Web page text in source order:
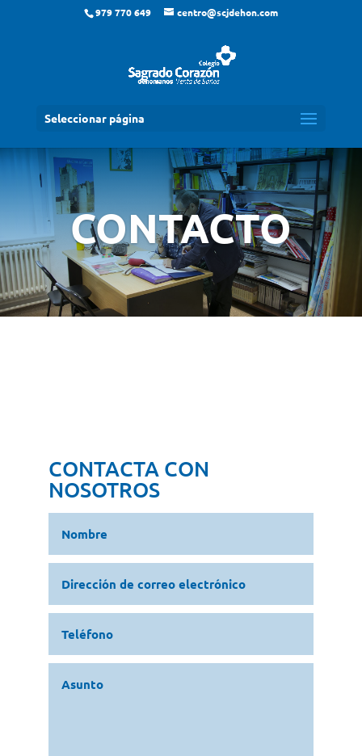
979 770 649 centro@scjdehon.com
Seleccionar página
CONTACTO
CONTACTA CON
NOSOTROS